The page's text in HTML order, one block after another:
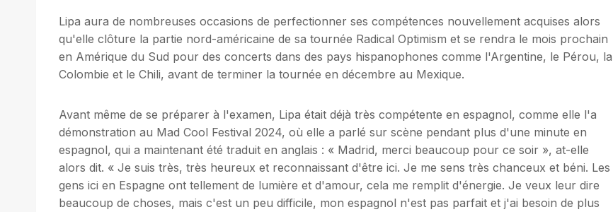
Lipa aura de nombreuses occasions de perfectionner ses compétences nouvellement acquises alors
qu'elle clôture la partie nord-américaine de sa tournée Radical Optimism et se rendra le mois prochain
en Amérique du Sud pour des concerts dans des pays hispanophones comme l'Argentine, le Pérou, la
Colombie et le Chili, avant de terminer la tournée en décembre au Mexique.
Avant même de se préparer à l'examen, Lipa était déjà très compétente en espagnol, comme elle l'a
démonstration au Mad Cool Festival 2024, où elle a parlé sur scène pendant plus d'une minute en
espagnol, qui a maintenant été traduit en anglais : « Madrid, merci beaucoup pour ce soir », at-elle
alors dit. « Je suis très, très heureux et reconnaissant d'être ici. Je me sens très chanceux et béni. Les
gens ici en Espagne ont tellement de lumière et d'amour, cela me remplit d'énergie. Je veux leur dire
beaucoup de choses, mais c'est un peu difficile, mon espagnol n'est pas parfait et j'ai besoin de plus